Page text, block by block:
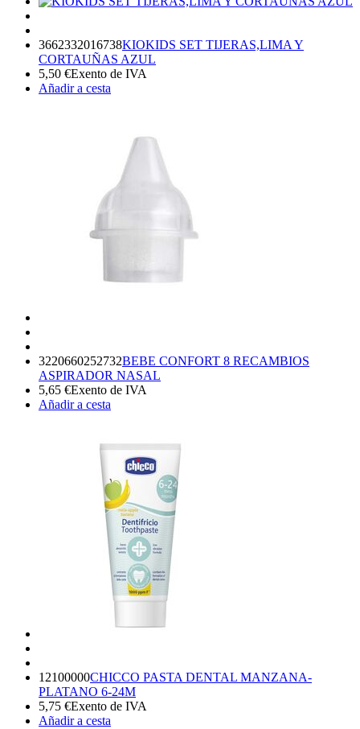
3662332016738KIOKIDS SET TIJERAS,LIMA Y
CORTAUÑAS AZUL
5,50 €Exento de IVA
Añadir a cesta
3220660252732BEBE CONFORT 8 RECAMBIOS
ASPIRADOR NASAL
5,65 €Exento de IVA
Añadir a cesta
12100000CHICCO PASTA DENTAL MANZANA-
PLATANO 6-24M
5,75 €Exento de IVA
Añadir a cesta